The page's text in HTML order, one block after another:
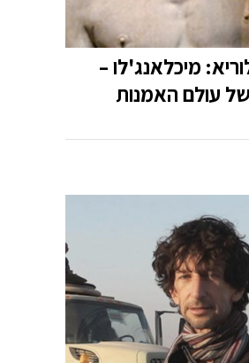
מיכלאנג'לו –
עולם האמנות